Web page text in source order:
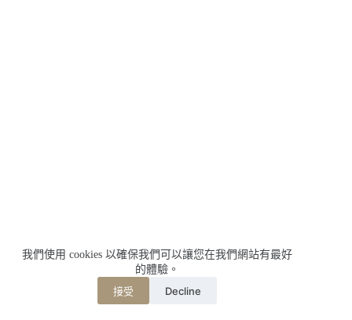
我們使用 cookies 以確保我們可以讓您在我們網站有最好
的體驗。
接受 Decline